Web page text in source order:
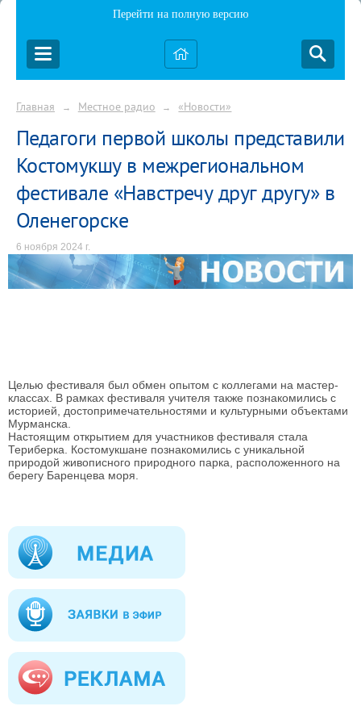
Перейти на полную версию
Главная → Местное радио → «Новости»
Педагоги первой школы представили
Костомукшу в межрегиональном
фестивале «Навстречу друг другу» в
Оленегорске
6 ноября 2024 г.
Целью фестиваля был обмен опытом с коллегами на мастер-
классах. В рамках фестиваля учителя также познакомились с
историей, достопримечательностями и культурными объектами
Мурманска.
Настоящим открытием для участников фестиваля стала
Териберка. Костомукшане познакомились с уникальной
природой живописного природного парка, расположенного на
берегу Баренцева моря.